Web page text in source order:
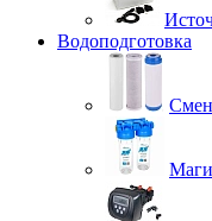
Водоподготовка